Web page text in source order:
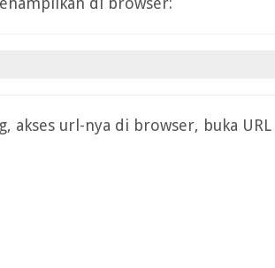
akses url-nya di browser, buka